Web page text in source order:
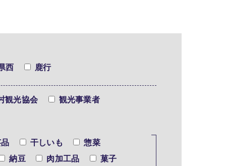
西 鹿行
観光協会 観光事業者
干しいも
惣菜
納豆
肉加工品
菓子